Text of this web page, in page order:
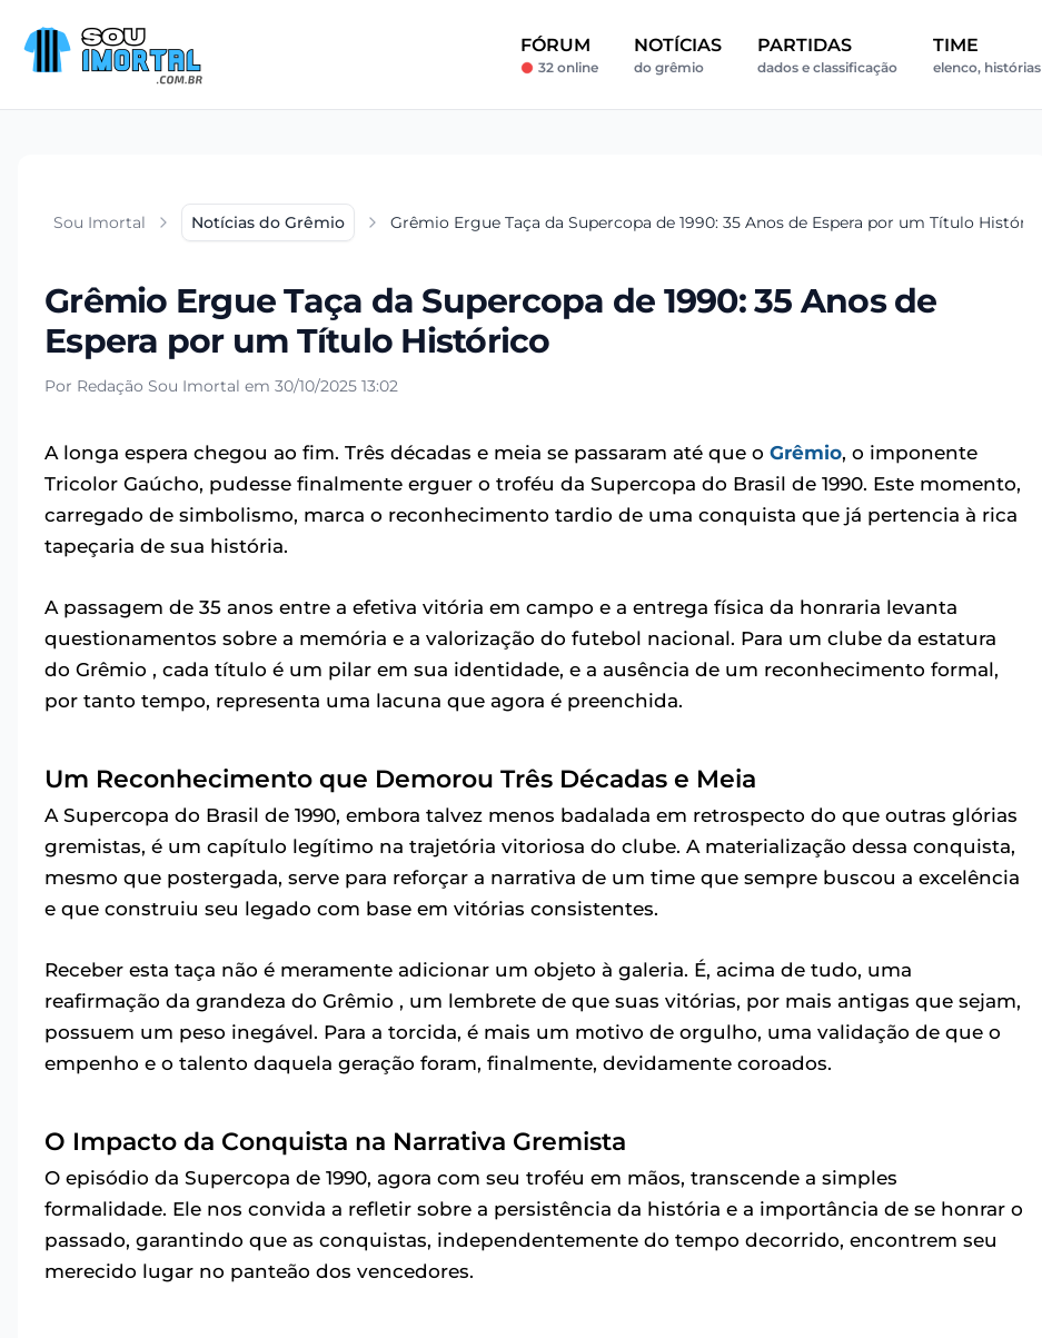
FÓRUM
32 online
NOTÍCIAS
do grêmio
PARTIDAS
dados e classificação
TIME
elenco, histórias
Sou Imortal Notícias do Grêmio Grêmio Ergue Taça da Supercopa de 1990: 35 Anos de Espera por um Título Histórico
Grêmio Ergue Taça da Supercopa de 1990: 35 Anos de
Espera por um Título Histórico
Por Redação Sou Imortal em 30/10/2025 13:02
A longa espera chegou ao fim. Três décadas e meia se passaram até que o Grêmio, o imponente
Tricolor Gaúcho, pudesse finalmente erguer o troféu da Supercopa do Brasil de 1990. Este momento,
carregado de simbolismo, marca o reconhecimento tardio de uma conquista que já pertencia à rica
tapeçaria de sua história.
A passagem de 35 anos entre a efetiva vitória em campo e a entrega física da honraria levanta
questionamentos sobre a memória e a valorização do futebol nacional. Para um clube da estatura
do Grêmio , cada título é um pilar em sua identidade, e a ausência de um reconhecimento formal,
por tanto tempo, representa uma lacuna que agora é preenchida.
Um Reconhecimento que Demorou Três Décadas e Meia
A Supercopa do Brasil de 1990, embora talvez menos badalada em retrospecto do que outras glórias
gremistas, é um capítulo legítimo na trajetória vitoriosa do clube. A materialização dessa conquista,
mesmo que postergada, serve para reforçar a narrativa de um time que sempre buscou a excelência
e que construiu seu legado com base em vitórias consistentes.
Receber esta taça não é meramente adicionar um objeto à galeria. É, acima de tudo, uma
reafirmação da grandeza do Grêmio , um lembrete de que suas vitórias, por mais antigas que sejam,
possuem um peso inegável. Para a torcida, é mais um motivo de orgulho, uma validação de que o
empenho e o talento daquela geração foram, finalmente, devidamente coroados.
O Impacto da Conquista na Narrativa Gremista
O episódio da Supercopa de 1990, agora com seu troféu em mãos, transcende a simples
formalidade. Ele nos convida a refletir sobre a persistência da história e a importância de se honrar o
passado, garantindo que as conquistas, independentemente do tempo decorrido, encontrem seu
merecido lugar no panteão dos vencedores.